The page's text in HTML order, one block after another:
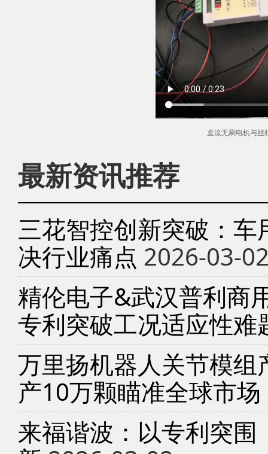
直流无刷电机与丝
最新资讯推荐
三花智控创新突破：
决行业痛点 2026-03-
精伦电子&武汉普利商
专利突破工况适应性难
万里扬机器人关节模
产10万颗瞄准全球市场
来福谐波：以专利突